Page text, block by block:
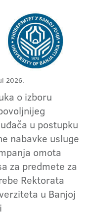
2026.
o izboru
u postupku
nabavke usluge
omota
za predmete za
Rektorata
u Banjoj